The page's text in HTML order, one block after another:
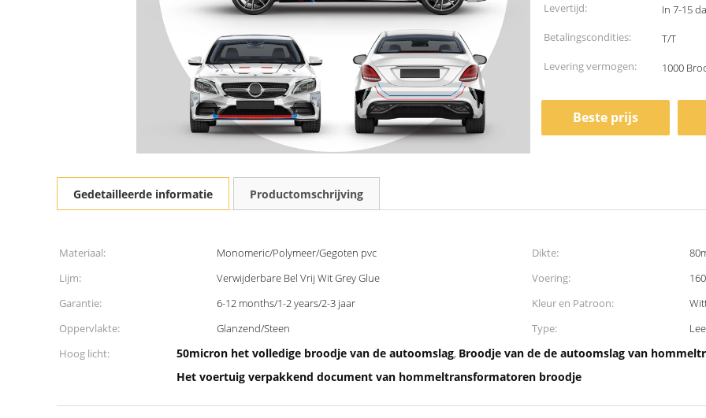
Levertijd:
In 7-15
Betalingscondities:
T/T
Levering vermogen:
1000
Beste prijs
Gedetailleerde informatie Productomschrijving
Materiaal: Monomeric/Polymeer/Gegoten pvc Dikte:
Lijm:
Verwijderbare Bel Vrij Wit Grey Glue Voering:
Garantie:
6-12 months/1-2 years/2-3 jaar Kleur en Patroon:
Oppervlakte:
Glanzend/Steen Type:
Hoog licht:
50micron het volledige broodje van de autoomslag, Broodje van de de autoomslag van
Het voertuig verpakkend document van hommeltransformatoren broodje